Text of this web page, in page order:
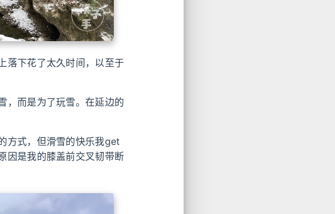
落下花了太久时间，以至于
，而是为了玩雪。在延边的
方式，但滑雪的快乐我get
因是我的膝盖前交叉韧带断